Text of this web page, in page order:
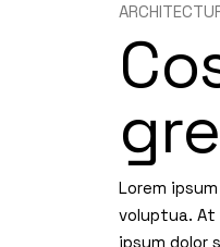
Lorem
voluptua. At
ipsum dolor